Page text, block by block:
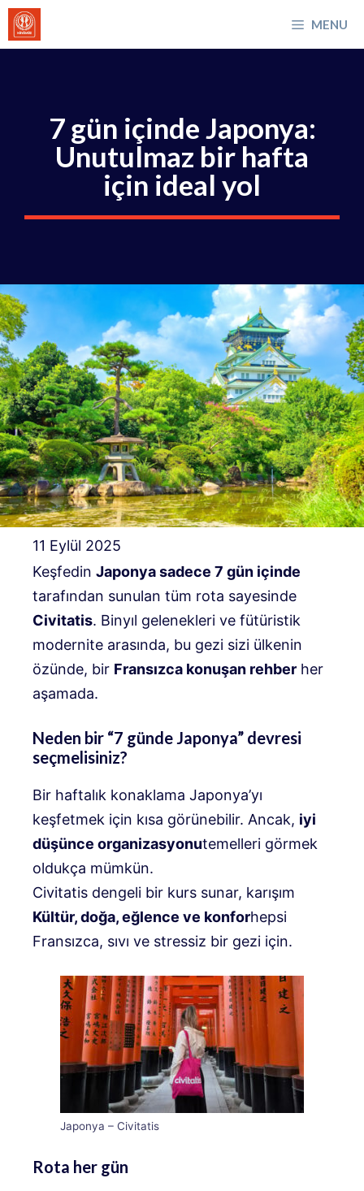
İçeriğe
atla
MENU
7 gün içinde Japonya:
Unutulmaz bir hafta
için ideal yol
11 Eylül 2025
Keşfedin Japonya sadece 7 gün içinde
tarafından sunulan tüm rota sayesinde
Civitatis. Binyıl gelenekleri ve fütüristik
modernite arasında, bu gezi sizi ülkenin
özünde, bir Fransızca konuşan rehber her
aşamada.
Neden bir “7 günde Japonya” devresi
seçmelisiniz?
Bir haftalık konaklama Japonya’yı
keşfetmek için kısa görünebilir. Ancak, iyi
düşünce organizasyonutemelleri görmek
oldukça mümkün.
Civitatis dengeli bir kurs sunar, karışım
Kültür, doğa, eğlence ve konforhepsi
Fransızca, sıvı ve stressiz bir gezi için.
Japonya – Civitatis
Rota her gün